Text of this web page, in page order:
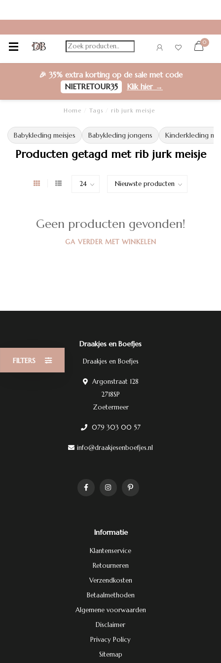
0
🎉 35% extra kortingop de sale met code
NIETRETOUR35
Klik hier →
Home Tags rib jurk meisje
Babykleding meisjes Babykleding jongens Kinderkleding
Producten getagd met rib jurk meisje
FILTERS
Geen producten gevonden!
GA VERDER MET WINKELEN
Draakjes en Boefjes
Draakjes en Boefjes
Argonstraat 128
2718SP
Zoetermeer
079 303 00 57
info@draakjesenboefjes.nl
Informatie
Klantenservice
Retourneren
Verzendkosten
Betaalmethoden
Algemene voorwaarden
Disclaimer
Privacy Policy
Sitemap